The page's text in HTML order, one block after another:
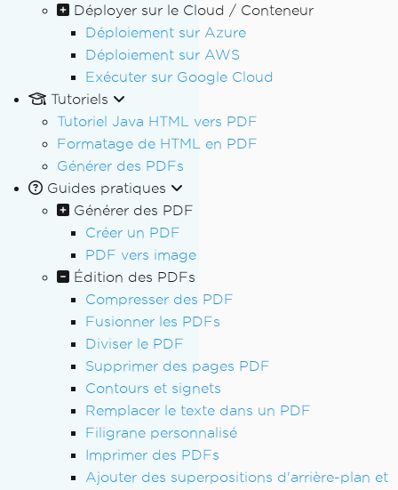
Déployer sur le Cloud / Conteneur
Déploiement sur Azure
Déploiement sur AWS
Exécuter sur Google Cloud
Tutoriels
Tutoriel Java HTML vers PDF
Formatage de HTML en PDF
Générer des PDFs
Guides pratiques
Générer des PDF
Créer un PDF
PDF vers image
Édition des PDFs
Compresser des PDF
Fusionner les PDFs
Diviser le PDF
Supprimer des pages PDF
Contours et signets
Remplacer le texte dans un PDF
Filigrane personnalisé
Imprimer des PDFs
Ajouter des superpositions d'arrière-plan et